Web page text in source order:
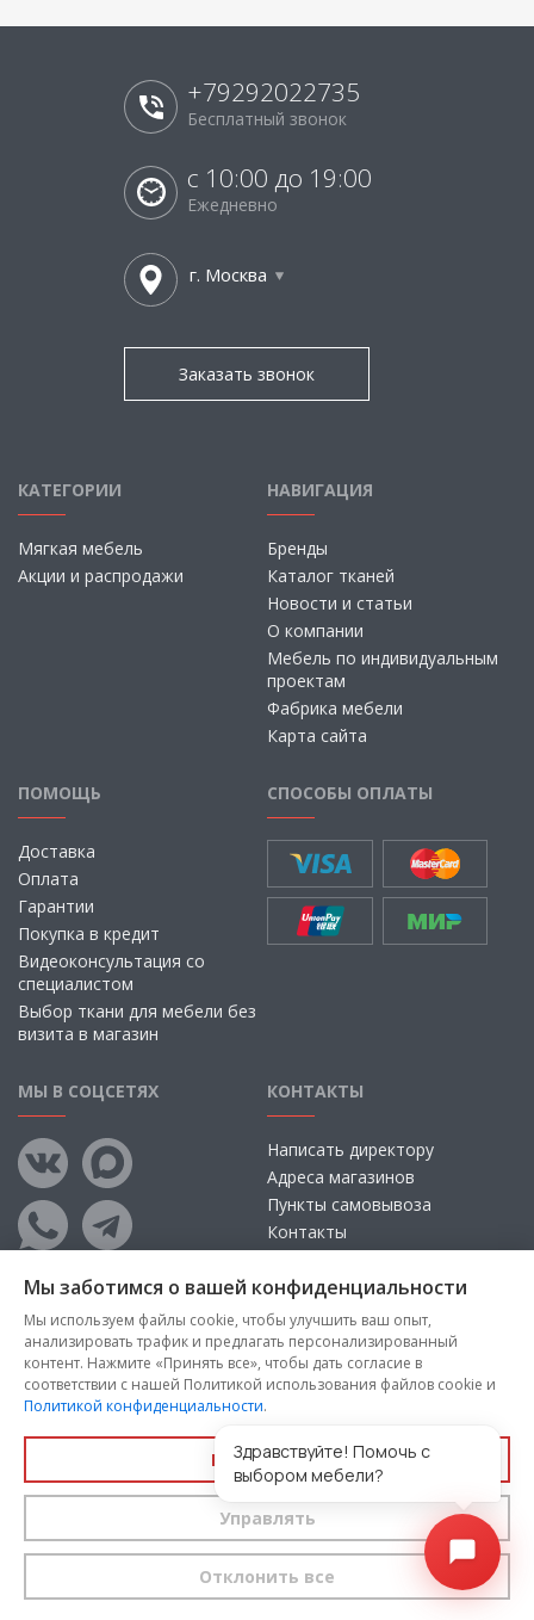
+79292022735
Бесплатный звонок
с 10:00 до 19:00
Ежедневно
г. Москва
Заказать звонок
КАТЕГОРИИ
Мягкая мебель
Акции и распродажи
НАВИГАЦИЯ
Бренды
Каталог тканей
Новости и статьи
О компании
Мебель по индивидуальным
проектам
Фабрика мебели
Карта сайта
ПОМОЩЬ
Доставка
Оплата
Гарантии
Покупка в кредит
Видеоконсультация со
специалистом
Выбор ткани для мебели без
визита в магазин
СПОСОБЫ ОПЛАТЫ
МЫ В СОЦСЕТЯХ КОНТАКТЫ
Написать директору
Адреса магазинов
Пункты самовывоза
Контакты
Copyright © 2026, ООО «100 Диванов» — Все права защищены
Администрация Сайта не несет ответственности за
размещаемые Пользователями материалы, их содержание,
качество.
политики конфиденциальностии
пользовательского соглашениякаждый раз, когда оставляете
свои данные в любой форме обратной связи на сайте
Мы заботимся о вашей конфиденциальности
Мы используем файлы cookie, чтобы улучшить ваш опыт,
анализировать трафик и предлагать персонализированный
контент. Нажмите «Принять все», чтобы дать согласие в
соответствии с нашей Политикой использования файлов cookie и
Политикой конфиденциальности.
Принять все
Управлять
Отклонить все
Здравствуйте! Помочь с
выбором мебели?